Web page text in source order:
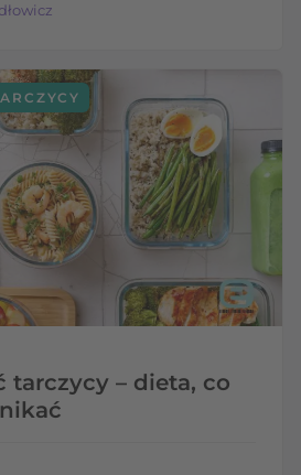
tarczycy – dieta, co